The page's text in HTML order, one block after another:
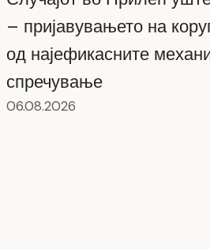
– пријавувањето на
од најефикасните
спречување
06.08.2026